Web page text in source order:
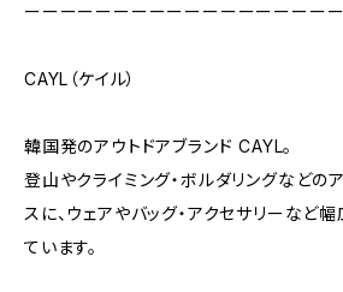
ーーーーーーーーーーーーーーーーー
CAYL（ケイル）
韓国発のアウトドアブランド CAYL。
登山やクライミング・ボルダリングなどの
スに、ウェアやバッグ・アクセサリーなど
ています。